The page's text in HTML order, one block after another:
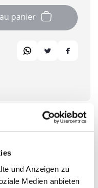
und Anzeigen zu
Medien anbieten
panier